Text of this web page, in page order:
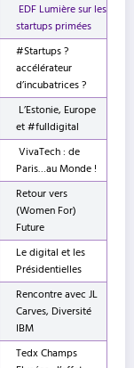
EDF Lumière sur les
startups primées
#Startups ?
accélérateur
d’incubatrices ?
L’Estonie, Europe
et #fulldigital
VivaTech : de
Paris…au Monde !
Retour vers
(Women For)
Future
Le digital et les
Présidentielles
Rencontre avec JL
Carves, Diversité
IBM
Tedx Champs